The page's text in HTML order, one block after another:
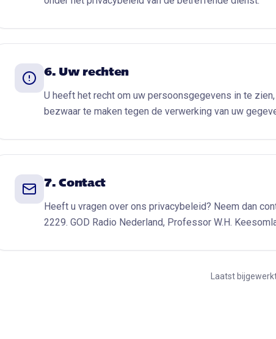
6. Uw rechten
U heeft het recht om uw persoonsgegevens in te
bezwaar te maken tegen de verwerking van uw
7. Contact
Heeft u vragen over ons privacybeleid? Neem dan
2229. GOD Radio Nederland, Professor W.H.
Laatst